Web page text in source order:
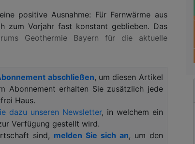
positive Ausnahme: Für Fernwärme aus
zum Vorjahr fast konstant geblieben. Das
Geothermie Bayern für die aktuelle
Netz zu Netz zwar unterschiedlich. Aber
dort, wo Wärme aus Tiefengeothermie
Heizkosten. Nach einem kräftigen
3,4 Prozent kommen nun auch für die
abschließen, um diesen Artikel
Abonnement erhalten Sie zusätzlich jede
Haus.
dazu unseren Newsletter, in welchem ein
Verfügung gestellt wird.
sind, melden Sie sich an, um den